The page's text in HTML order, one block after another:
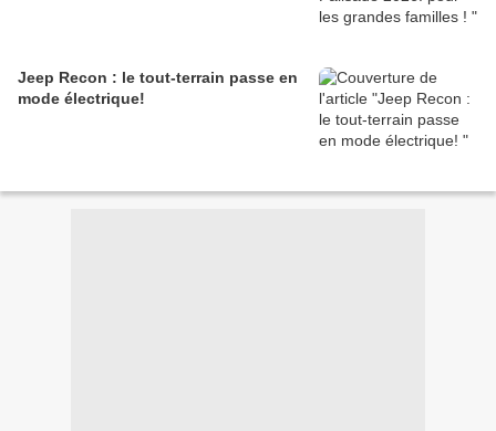
Jeep Recon : le tout-terrain passe en
mode électrique!